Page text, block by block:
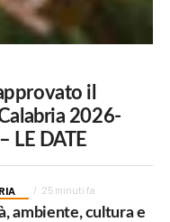
il
2026-
LE DATE
25 minuti fa
ambiente, cultura e